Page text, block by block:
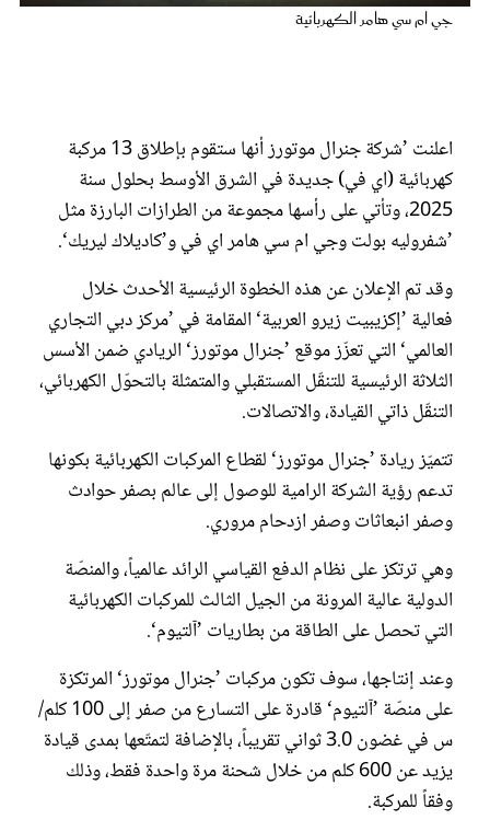
جي ام سي هامر الكهربائية
اعلنت ’شركة جنرال موتورز أنها ستقوم بإطلاق 13 مركبة
كهربائية (اي في) جديدة في الشرق الأوسط بحلول سنة
2025، وتأتي على رأسها مجموعة من الطرازات البارزة مثل
’شفروليه بولت وجي ام سي هامر اي في و’كاديلاك ليريك‘.
وقد تم الإعلان عن هذه الخطوة الرئيسية الأحدث خلال
فعالية ’إكزيبيت زيرو العربية‘ المقامة في ’مركز دبي التجاري
العالمي‘ التي تعزّز موقع ’جنرال موتورز‘ الريادي ضمن الأسس
الثلاثة الرئيسية للتنقّل المستقبلي والمتمثلة بالتحوّل الكهربائي،
التنقّل ذاتي القيادة، والاتصالات.
تتميّز ريادة ’جنرال موتورز‘ لقطاع المركبات الكهربائية بكونها
تدعم رؤية الشركة الرامية للوصول إلى عالم بصفر حوادث
وصفر انبعاثات وصفر ازدحام مروري.
وهي ترتكز على نظام الدفع القياسي الرائد عالمياً، والمنصّة
الدولية عالية المرونة من الجيل الثالث للمركبات الكهربائية
التي تحصل على الطاقة من بطاريات ’آلتيوم‘.
وعند إنتاجها، سوف تكون مركبات ’جنرال موتورز‘ المرتكزة
على منصّة ’آلتيوم‘ قادرة على التسارع من صفر إلى 100 كلم/
س في غضون 3.0 ثواني تقريباً، بالإضافة لتمتّعها بمدى قيادة
يزيد عن 600 كلم من خلال شحنة مرة واحدة فقط، وذلك
وفقاً للمركبة.
عروس سيدتي
مجلة سيدتي
غلاف رفمي